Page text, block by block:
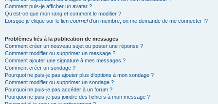
Comment puis-je afficher un avatar ?
Qu’est-ce que mon rang et comment le modifier ?
Lorsque je clique sur le lien courrield’un membre, on me demande de me connecter !?
Problèmes liés à la publication de messages
Comment créer un nouveau sujet ou poster une réponse ?
Comment modifier ou supprimer un message ?
Comment ajouter une signature à mes messages ?
Comment créer un sondage ?
Pourquoi ne puis-je pas ajouter plus d’options à mon sondage ?
Comment modifier ou supprimer un sondage ?
Pourquoi ne puis-je pas accéder à un forum ?
Pourquoi ne puis-je pas joindre des fichiers à mon message ?